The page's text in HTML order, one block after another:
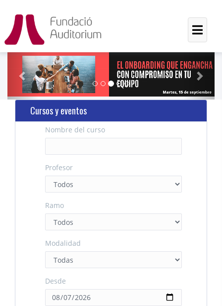
Previous Next
Cursos y eventos
Nombre del curso
Profesor
Ramo
Modalidad
Desde